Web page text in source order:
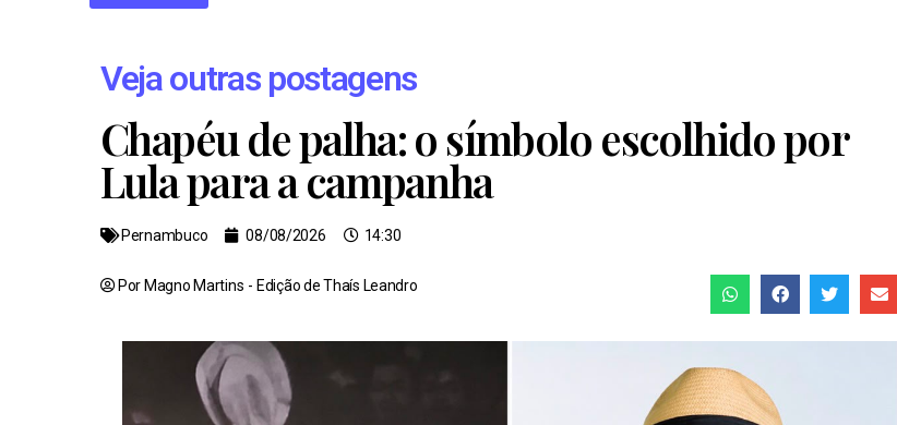
Veja outras postagens
Chapéu de palha: o símbolo escolhido por
Lula para a campanha
Pernambuco 08/08/2026 14:30
Por Magno Martins - Edição deThaís Leandro